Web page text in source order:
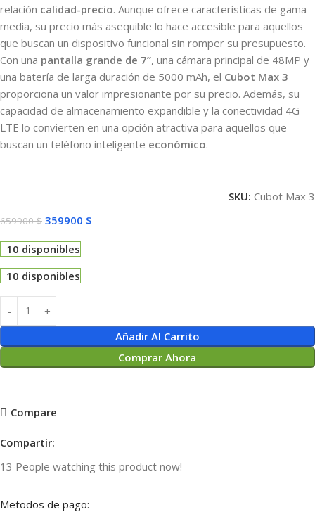
relación calidad-precio. Aunque ofrece características de gama
media, su precio más asequible lo hace accesible para aquellos
que buscan un dispositivo funcional sin romper su presupuesto.
Con una pantalla grande de 7”, una cámara principal de 48MP y
una batería de larga duración de 5000 mAh, el Cubot Max 3
proporciona un valor impresionante por su precio. Además, su
capacidad de almacenamiento expandible y la conectividad 4G
LTE lo convierten en una opción atractiva para aquellos que
buscan un teléfono inteligente económico.
SKU: Cubot Max 3
659900$ 359900 $
10 disponibles
10 disponibles
Añadir Al Carrito
Comprar Ahora
Compare
Compartir:
13 People watching this product now!
Metodos de pago: